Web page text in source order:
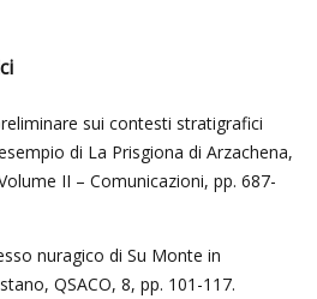
sui contesti stratigrafici
di La Prisgiona di Arzachena,
II – Comunicazioni, pp. 687-
nuragico di Su Monte in
QSACO, 8, pp. 101-117.